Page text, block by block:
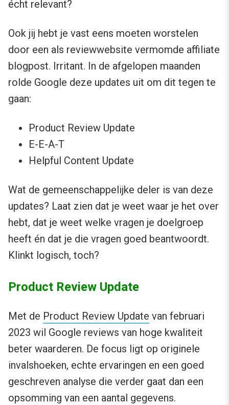
écht relevant?
Ook jij hebt je vast eens moeten worstelen
door een als reviewwebsite vermomde affiliate
blogpost. Irritant. In de afgelopen maanden
rolde Google deze updates uit om dit tegen te
gaan:
Product Review Update
E-E-A-T
Helpful Content Update
Wat de gemeenschappelijke deler is van deze
updates? Laat zien dat je weet waar je het over
hebt, dat je weet welke vragen je doelgroep
heeft én dat je die vragen goed beantwoordt.
Klinkt logisch, toch?
Product Review Update
Met de Product Review Update van februari
2023 wil Google reviews van hoge kwaliteit
beter waarderen. De focus ligt op originele
invalshoeken, echte ervaringen en een goed
geschreven analyse die verder gaat dan een
opsomming van een aantal gegevens.